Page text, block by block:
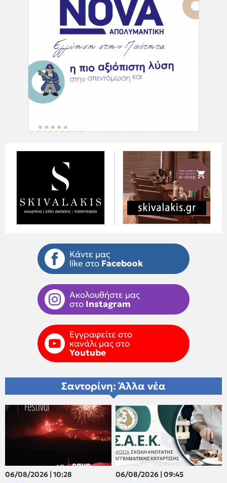
Κάντε μας
like στο Facebook
Ακολουθήστε μας
στο Instagram
Εγγραφείτε στο
κανάλι μας στο
Youtube
Σαντορίνη: Άλλα νέα
06/08/2026 | 10:28
06/08/2026 | 09:45